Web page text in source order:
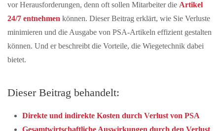
vor Herausforderungen, denn oft sollen Mitarbeiter die Artikel
24/7 entnehmen können. Dieser Beitrag erklärt, wie Sie Verluste
minimieren und die Ausgabe von PSA-Artikeln effizient gestalten
können. Und er beschreibt die Vorteile, die Wiegetechnik dabei
bietet.
Dieser Beitrag behandelt:
Direkte und indirekte Kosten durch Verlust von PSA